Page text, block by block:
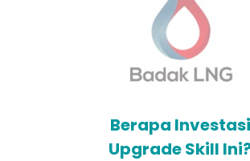
Berapa Investasi
Upgrade Skill